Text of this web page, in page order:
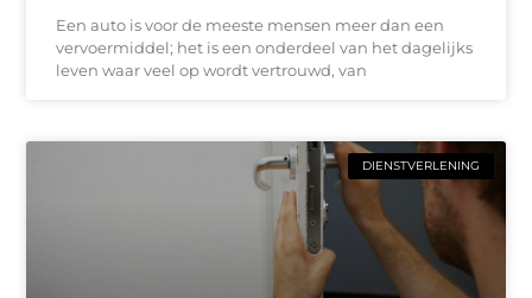
Een auto is voor de meeste mensen meer dan een
vervoermiddel; het is een onderdeel van het dagelijks
leven waar veel op wordt vertrouwd, van
DIENSTVERLENING